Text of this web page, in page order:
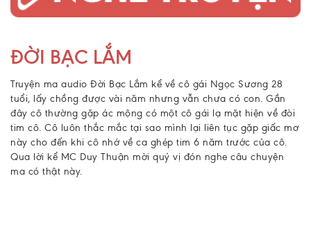
ĐỜI BẠC LẮM
Truyện ma audio Đời Bạc Lắm kể về cô gái Ngọc Sương 28
tuổi, lấy chồng được vài năm nhưng vẫn chưa có con. Gần
đây cô thường gặp ác mộng có một cô gái lạ mặt hiện về đòi
tim cô. Cô luôn thắc mắc tại sao mình lại liên tục gặp giấc mơ
này cho đến khi cô nhớ về ca ghép tim 6 năm trước của cô.
Qua lời kể MC Duy Thuận mời quý vị đón nghe câu chuyện
ma có thật này.